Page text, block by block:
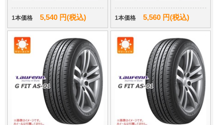
1本価格 5,540 円(税込) 1本価格 5,560 円(税込)